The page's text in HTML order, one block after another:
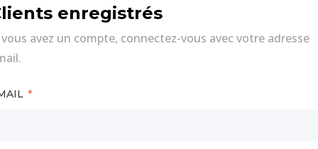
enregistrés
vous avez un compte, connectez-vous avec votre adresse